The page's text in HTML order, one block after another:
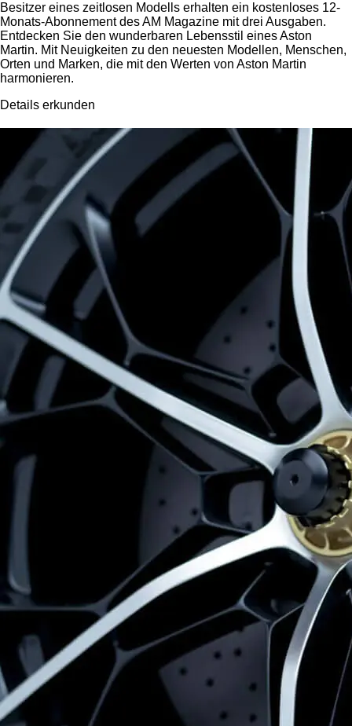
Besitzer eines zeitlosen Modells erhalten ein kostenloses 12-
Monats-Abonnement des AM Magazine mit drei Ausgaben.
Entdecken Sie den wunderbaren Lebensstil eines Aston
Martin. Mit Neuigkeiten zu den neuesten Modellen, Menschen,
Orten und Marken, die mit den Werten von Aston Martin
harmonieren.
Details erkunden